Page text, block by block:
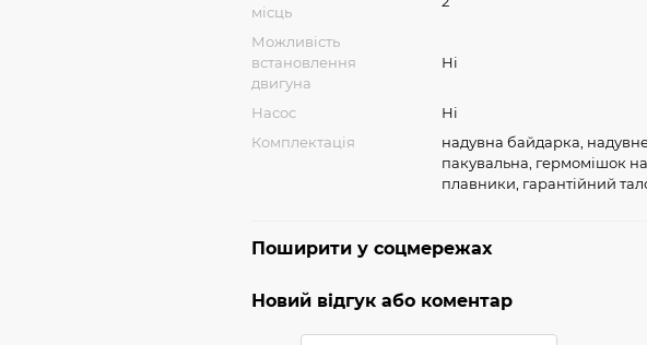
місць
Можливість
встановлення
двигуна
Ні
Насос
Ні
Комплектація
надувна байдарка, надувне
пакувальна, гермомішок
плавники, гарантійний
Поширити у соцмережах
Новий відгук або коментар